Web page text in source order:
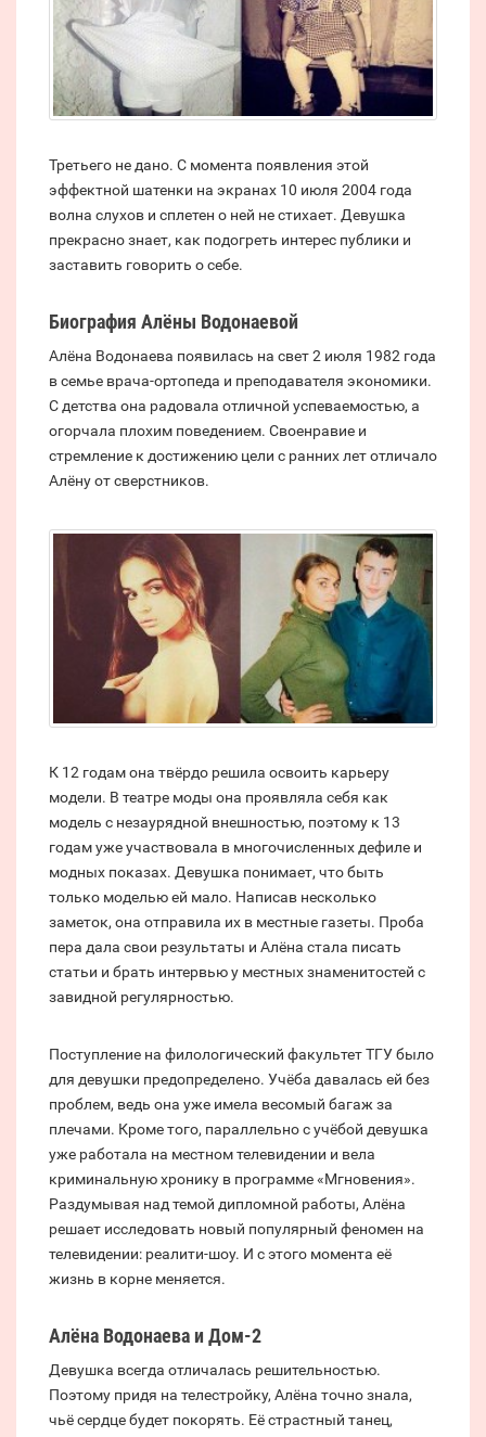
Третьего не дано. С момента появления этой
эффектной шатенки на экранах 10 июля 2004 года
волна слухов и сплетен о ней не стихает. Девушка
прекрасно знает, как подогреть интерес публики и
заставить говорить о себе.
Биография Алёны Водонаевой
Алёна Водонаева появилась на свет 2 июля 1982 года
в семье врача-ортопеда и преподавателя экономики.
С детства она радовала отличной успеваемостью, а
огорчала плохим поведением. Своенравие и
стремление к достижению цели с ранних лет отличало
Алёну от сверстников.
К 12 годам она твёрдо решила освоить карьеру
модели. В театре моды она проявляла себя как
модель с незаурядной внешностью, поэтому к 13
годам уже участвовала в многочисленных дефиле и
модных показах. Девушка понимает, что быть
только моделью ей мало. Написав несколько
заметок, она отправила их в местные газеты. Проба
пера дала свои результаты и Алёна стала писать
статьи и брать интервью у местных знаменитостей с
завидной регулярностью.
Поступление на филологический факультет ТГУ было
для девушки предопределено. Учёба давалась ей без
проблем, ведь она уже имела весомый багаж за
плечами. Кроме того, параллельно с учёбой девушка
уже работала на местном телевидении и вела
криминальную хронику в программе «Мгновения».
Раздумывая над темой дипломной работы, Алёна
решает исследовать новый популярный феномен на
телевидении: реалити-шоу. И с этого момента её
жизнь в корне меняется.
Алёна Водонаева и Дом-2
Девушка всегда отличалась решительностью.
Поэтому придя на телестройку, Алёна точно знала,
чьё сердце будет покорять. Её страстный танец,